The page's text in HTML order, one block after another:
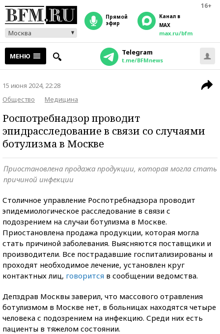
16+
Москва
прямой
эфир
Канал в
MAX
max.ru/bfm
МЕНЮ Telegram
t.me/BFMnews
15 июня 2024, 22:28
Общество
Медицина
Роспотребнадзор проводит
эпидрасследование в связи со случаями
ботулизма в Москве
Приостановлена продажа продукции, которая могла стать
причиной инфекции
Столичное управление Роспотребнадзора проводит
эпидемиологическое расследование в связи с
подозрением на случаи ботулизма в Москве.
Приостановлена продажа продукции, которая могла
стать причиной заболевания. Выясняются поставщики и
производители. Все пострадавшие госпитализированы и
проходят необходимое лечение, установлен круг
контактных лиц, говорится в сообщении ведомства.
Депздрав Москвы заверил, что массового отравления
ботулизмом в Москве нет, в больницах находятся четыре
человека с подозрением на инфекцию. Среди них есть
пациенты в тяжелом состоянии.